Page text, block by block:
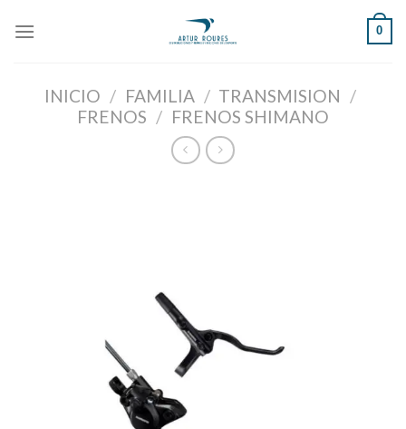
0
INICIO / FAMILIA / TRANSMISION /
FRENOS / FRENOS SHIMANO